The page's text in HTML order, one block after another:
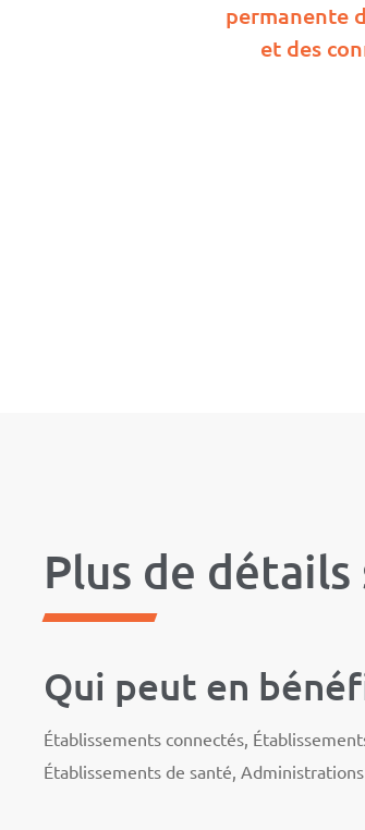
permanente
et des
Plus de
Qui peut en
Établissements connectés,
Établissements de santé,